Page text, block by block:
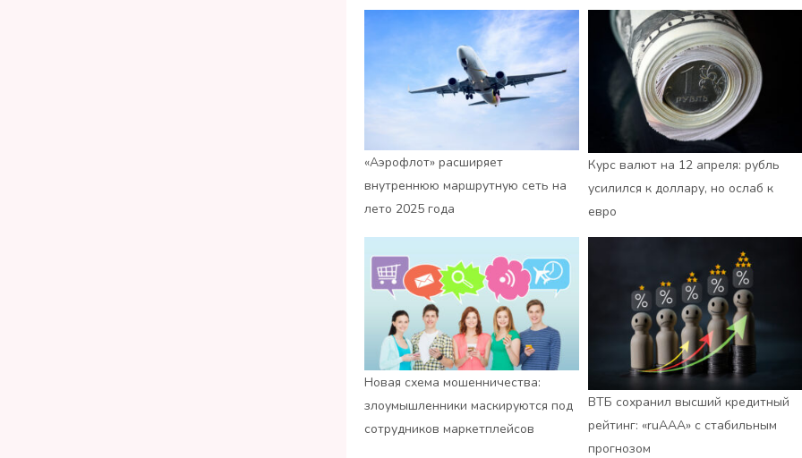
«Аэрофлот» расширяет
внутреннюю маршрутную сеть на
лето 2025 года
Курс валют на 12 апреля: рубль
усилился к доллару, но ослаб к
евро
Новая схема мошенничества:
злоумышленники маскируются под
сотрудников маркетплейсов
ВТБ сохранил высший кредитный
рейтинг: «ruАAA» с стабильным
прогнозом